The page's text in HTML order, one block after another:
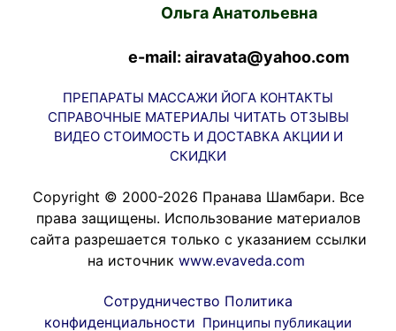
Ольга Анатольевна
e-mail: airavata@yahoo.com
ПРЕПАРАТЫ МАССАЖИ ЙОГА КОНТАКТЫ
СПРАВОЧНЫЕ МАТЕРИАЛЫ ЧИТАТЬ ОТЗЫВЫ
ВИДЕО СТОИМОСТЬ И ДОСТАВКА АКЦИИ И
СКИДКИ
Copyright © 2000-2026 Пранава Шамбари. Все
права защищены. Использование материалов
сайта разрешается только с указанием ссылки
на источник www.evaveda.com
Сотрудничество Политика
конфиденциальности Принципы публикации